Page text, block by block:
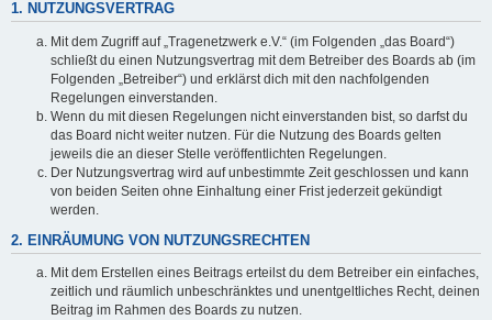
1. NUTZUNGSVERTRAG
Mit dem Zugriff auf „Tragenetzwerk e.V.“ (im Folgenden „das Board“)
schließt du einen Nutzungsvertrag mit dem Betreiber des Boards ab (im
Folgenden „Betreiber“) und erklärst dich mit den nachfolgenden
Regelungen einverstanden.
Wenn du mit diesen Regelungen nicht einverstanden bist, so darfst du
das Board nicht weiter nutzen. Für die Nutzung des Boards gelten
jeweils die an dieser Stelle veröffentlichten Regelungen.
Der Nutzungsvertrag wird auf unbestimmte Zeit geschlossen und kann
von beiden Seiten ohne Einhaltung einer Frist jederzeit gekündigt
werden.
2. EINRÄUMUNG VON NUTZUNGSRECHTEN
Mit dem Erstellen eines Beitrags erteilst du dem Betreiber ein einfaches,
zeitlich und räumlich unbeschränktes und unentgeltliches Recht, deinen
Beitrag im Rahmen des Boards zu nutzen.